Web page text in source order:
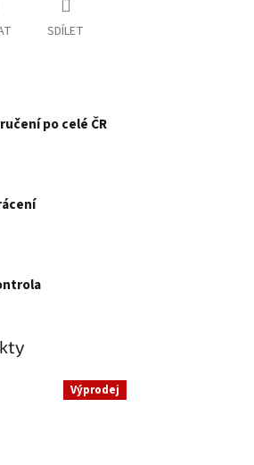
SDÍLET
po celé ČR
Výprodej